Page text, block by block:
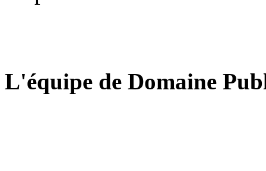
L'équipe de Domaine